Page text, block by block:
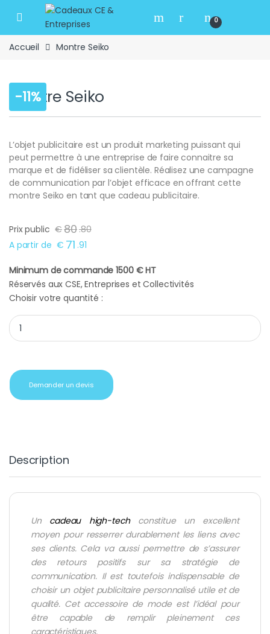
Skip to navigation
Skip to content
Open 0
Accueil Montre Seiko
-11%
Montre Seiko
L’objet publicitaire est un produit marketing puissant qui
peut permettre à une entreprise de faire connaitre sa
marque et de fidéliser sa clientèle. Réalisez une campagne
de communication par l’objet efficace en offrant cette
montre Seiko en tant que cadeau publicitaire.
Prix public €80.80
A partir de € 71 .91
Minimum de commande 1500 € HT
Réservés aux CSE, Entreprises et Collectivités
Choisir votre quantité :
Montre Seiko quantity
Demander un devis
Description
Un cadeau high-tech
constitue un excellent
moyen pour resserrer durablement les liens avec
ses clients. Cela va aussi permettre de s’assurer
des retours positifs sur sa stratégie de
communication. Il est toutefois indispensable de
choisir un objet publicitaire personnalisé utile et de
qualité. Cet accessoire de mode est l’idéal pour
être capable de remplir pleinement ces